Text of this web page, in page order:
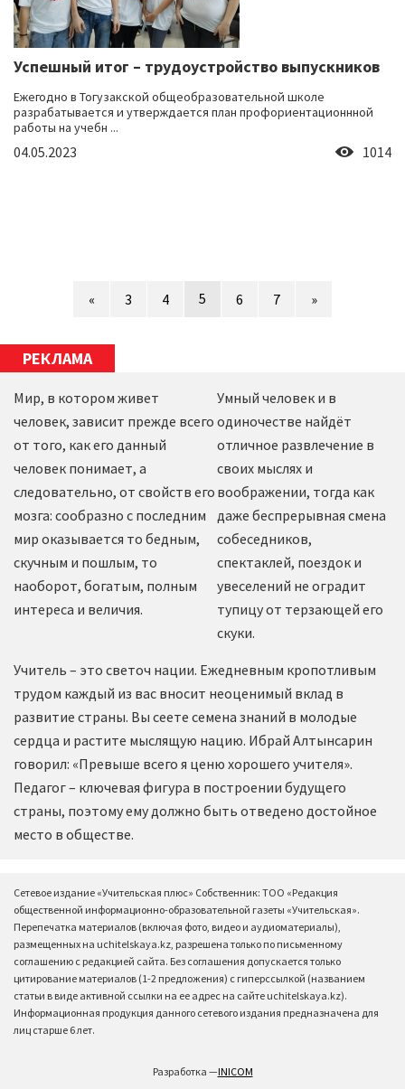
Успешный итог – трудоустройство выпускников
Ежегодно в Тогузакской общеобразовательной школе
разрабатывается и утверждается план профориентационнной
работы на учебн ...
04.05.2023 1014
« 3 4 5 6 7 »
РЕКЛАМА
Мир, в котором живет
человек, зависит прежде всего
от того, как его данный
человек понимает, а
следовательно, от свойств его
мозга: сообразно с последним
мир оказывается то бедным,
скучным и пошлым, то
наоборот, богатым, полным
интереса и величия.
Умный человек и в
одиночестве найдёт
отличное развлечение в
своих мыслях и
воображении, тогда как
даже беспрерывная смена
собеседников,
спектаклей, поездок и
увеселений не оградит
тупицу от терзающей его
скуки.
Учитель – это светоч нации. Ежедневным кропотливым
трудом каждый из вас вносит неоценимый вклад в
развитие страны. Вы сеете семена знаний в молодые
сердца и растите мыслящую нацию. Ибрай Алтынсарин
говорил: «Превыше всего я ценю хорошего учителя».
Педагог – ключевая фигура в построении будущего
страны, поэтому ему должно быть отведено достойное
место в обществе.
Сетевое издание «Учительская плюс» Собственник: ТОО «Редакция
общественной информационно-образовательной газеты «Учительская».
Перепечатка материалов (включая фото, видео и аудиоматериалы),
размещенных на uchitelskaya.kz, разрешена только по письменному
соглашению с редакцией сайта. Без соглашения допускается только
цитирование материалов (1-2 предложения) с гиперссылкой (названием
статьи в виде активной ссылки на ее адрес на сайте uchitelskaya.kz).
Информационная продукция данного сетевого издания предназначена для
лиц старше 6 лет.
Разработка —INICOM